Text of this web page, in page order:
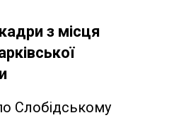
з місця
Слобідському